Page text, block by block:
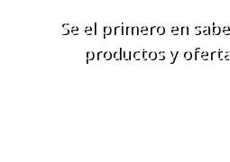
Se el primero en
productos y